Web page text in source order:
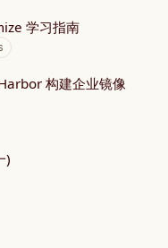
学习指南
构建企业镜像
)